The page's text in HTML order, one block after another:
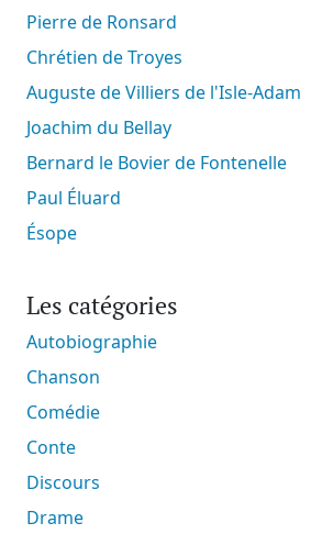
Pierre de Ronsard
Chrétien de Troyes
Auguste de Villiers de l'Isle-Adam
Joachim du Bellay
Bernard le Bovier de Fontenelle
Paul Éluard
Ésope
Les catégories
Autobiographie
Chanson
Comédie
Conte
Discours
Drame